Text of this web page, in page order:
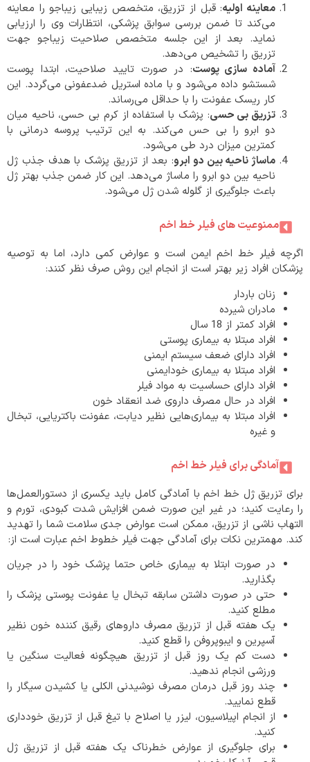
معاینه اولیه: قبل از تزریق، متخصص زیبایی زیباجو را معاینه
می‌کند تا ضمن بررسی سوابق پزشکی، انتظارات وی را ارزیابی
نماید. بعد از این جلسه متخصص صلاحیت زیباجو جهت
تزریق را تشخیص می‌دهد.
آماده سازی پوست: در صورت تایید صلاحیت، ابتدا پوست
شستشو داده می‌شود و با ماده استریل ضدعفونی می‌گردد. این
کار ریسک عفونت را با حداقل می‌رساند.
تزریق بی حسی: پزشک با استفاده از کرم بی حسی، ناحیه میان
دو ابرو را بی حس می‌کند. به این ترتیب پروسه درمانی با
کمترین میزان درد طی می‌شود.
ماساژ ناحیه بین دو ابرو: بعد از تزریق پزشک با هدف جذب ژل
ناحیه بین دو ابرو را ماساژ می‌دهد. این کار ضمن جذب بهتر ژل
باعث جلوگیری از گلوله شدن ژل می‌شود.
ممنوعیت های فیلر خط اخم
اگرچه فیلر خط اخم ایمن است و عوارض کمی دارد، اما به توصیه
پزشکان افراد زیر بهتر است از انجام این روش صرف نظر کنند:
زنان باردار
مادران شیرده
افراد کمتر از 18 سال
افراد مبتلا به بیماری پوستی
افراد دارای ضعف سیستم ایمنی
افراد مبتلا به بیماری خودایمنی
افراد دارای حساسیت به مواد فیلر
افراد در حال مصرف داروی ضد انعقاد خون
افراد مبتلا به بیماری‌هایی نظیر دیابت، عفونت باکتریایی، تبخال
و غیره
آمادگی برای فیلر خط اخم
برای تزریق ژل خط اخم با آمادگی کامل باید یکسری از دستورالعمل‌ها
را رعایت کنید؛ در غیر این صورت ضمن افزایش شدت کبودی، تورم و
التهاب ناشی از تزریق، ممکن است عوارض جدی سلامت شما را تهدید
کند. مهمترین نکات برای آمادگی جهت فیلر خطوط اخم عبارت است از:
در صورت ابتلا به بیماری خاص حتما پزشک خود را در جریان
بگذارید.
حتی در صورت داشتن سابقه تبخال یا عفونت پوستی پزشک را
مطلع کنید.
یک هفته قبل از تزریق مصرف داروهای رقیق کننده خون نظیر
آسپرین و ایبوپروفن‌ را قطع کنید.
دست کم یک روز قبل از تزریق هیچگونه فعالیت سنگین یا
ورزشی انجام ندهید.
چند روز قبل درمان مصرف نوشیدنی الکلی یا کشیدن سیگار را
قطع نمایید.
از انجام اپیلاسیون، لیزر یا اصلاح با تیغ قبل از تزریق خودداری
کنید.
برای جلوگیری از عوارض خطرناک یک هفته قبل از تزریق ژل